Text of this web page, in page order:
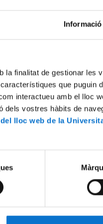
Informació
la finalitat de gestionar les
que puguin
interactueu amb el lloc
dels vostres hàbits de
lloc web de la
del Parc de les